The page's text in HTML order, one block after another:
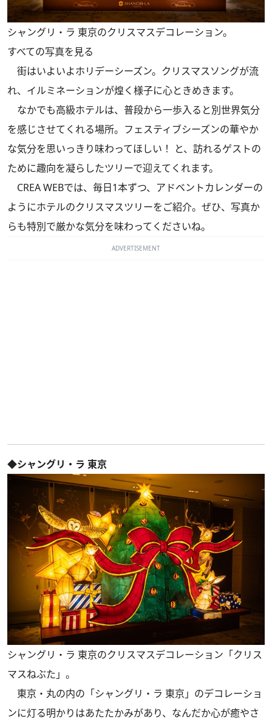
シャングリ・ラ 東京のクリスマスデコレーション。
すべての写真を見る
街はいよいよホリデーシーズン。クリスマスソングが流
れ、イルミネーションが煌く様子に心ときめきます。
なかでも高級ホテルは、普段から一歩入ると別世界気分
を感じさせてくれる場所。フェスティブシーズンの華やか
な気分を思いっきり味わってほしい！ と、訪れるゲストの
ために趣向を凝らしたツリーで迎えてくれます。
CREA WEBでは、毎日1本ずつ、アドベントカレンダーの
ようにホテルのクリスマスツリーをご紹介。ぜひ、写真か
らも特別で厳かな気分を味わってくださいね。
ADVERTISEMENT
◆シャングリ・ラ 東京
シャングリ・ラ 東京のクリスマスデコレーション「クリス
マスねぶた」。
東京・丸の内の「シャングリ・ラ 東京」のデコレーショ
ンに灯る明かりはあたたかみがあり、なんだか心が癒やさ